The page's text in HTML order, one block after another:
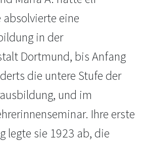
absolvierte eine
in der
Dortmund, bis Anfang
die untere Stufe der
und im
Ihre erste
legte sie 1923 ab, die